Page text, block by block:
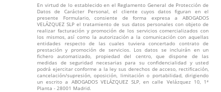
En virtud de lo establecido en el Reglamento General de Protección de
Datos de Carácter Personal, el cliente cuyos datos figuran en el
presente Formulario, consiente de forma expresa a ABOGADOS
VELÁZQUEZ SLP el tratamiento de sus datos personales con objeto de
realizar facturación y promoción de los servicios comercializados con
los mismos, así como la autorización a la comunicación con aquellas
entidades respecto de las cuales tuviera concertado contrato de
prestación y promoción de servicios. Los datos se incluirán en un
fichero automatizado, propiedad del centro, que dispone de las
medidas de seguridad necesarias para su confidencialidad y usted
podrá ejercitar conforme a la ley sus derechos de acceso, rectificación,
cancelación/supresión, oposición, limitación o portabilidad, dirigiendo
un escrito a ABOGADOS VELÁZQUEZ SLP, en calle Velázquez 10, 1ª
Planta - 28001 Madrid.